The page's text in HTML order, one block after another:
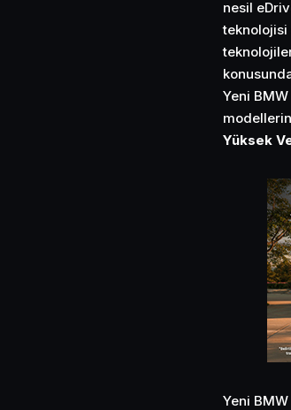
nesil
teknolojisi
Yeni
Yüksek
Yeni